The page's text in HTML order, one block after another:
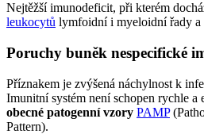
Nejtěžší imunodeficit, při kterém
leukocytů lymfoidní i myeloidní řady a
Poruchy buněk nespecifické
Příznakem je zvýšená náchylnost k
Imunitní systém není schopen rychle a
obecné patogenní vzory PAMP
Pattern).